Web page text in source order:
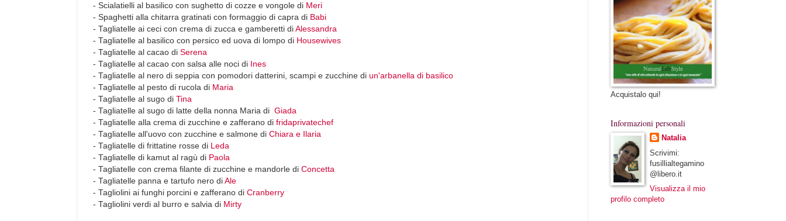
- Scialatielli al basilico con sughetto di cozze e vongole di Meri
- Spaghetti alla chitarra gratinati con formaggio di capra di Babi
- Tagliatelle ai ceci con crema di zucca e gamberetti di Alessandra
- Tagliatelle al basilico con persico ed uova di lompo di Housewives
- Tagliatelle al cacao di Serena
- Tagliatelle al cacao con salsa alle noci di Ines
- Tagliatelle al nero di seppia con pomodori datterini, scampi e zucchine di un'arbanella di basilico
- Tagliatelle al pesto di rucola di Maria
- Tagliatelle al sugo di Tina
- Tagliatelle al sugo di latte della nonna Maria di Giada
- Tagliatelle alla crema di zucchine e zafferano di fridaprivatechef
- Tagliatelle all'uovo con zucchine e salmone di Chiara e Ilaria
- Tagliatelle di frittatine rosse di
Leda
- Tagliatelle di kamut al ragù di Paola
- Tagliatelle con crema filante di zucchine e mandorle di Concetta
- Tagliatelle panna e tartufo nero di Ale
- Tagliolini ai funghi porcini e zafferano di Cranberry
- Tagliolini verdi al burro e salvia di Mirty
Acquistalo qui!
Informazioni personali
Natalia
Scrivimi:
fusillialtegamino
@libero.it
Visualizza il mio
profilo completo